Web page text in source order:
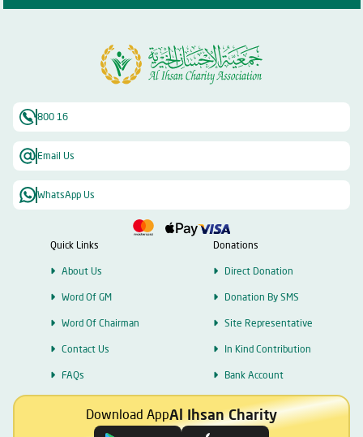
800 16
Email Us
WhatsApp Us
Quick Links
About Us
Word Of GM
Word Of Chairman
Contact Us
FAQs
Donations
Direct Donation
Donation By SMS
Site Representative
In Kind Contribution
Bank Account
Download AppAl Ihsan Charity